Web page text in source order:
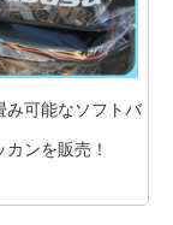
み可能なソフトバ
ンを販売！